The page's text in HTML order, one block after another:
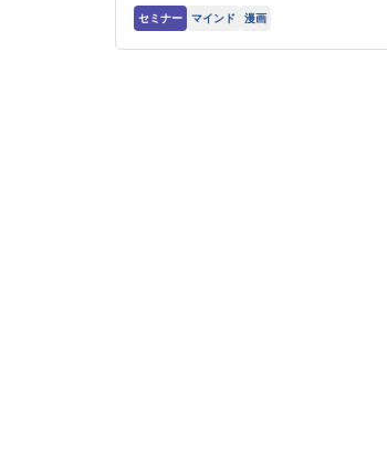
セミナー マインド 漫画